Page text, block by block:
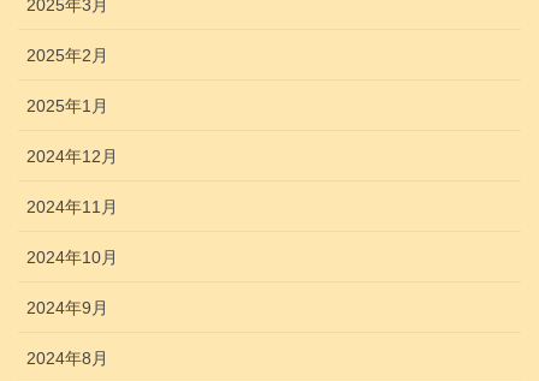
2025年3月
2025年2月
2025年1月
2024年12月
2024年11月
2024年10月
2024年9月
2024年8月